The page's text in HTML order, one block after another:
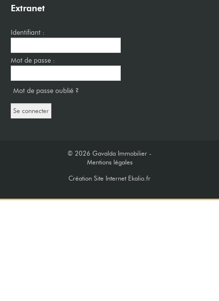
Extranet
Identifiant :
Mot de passe :
Mot de passe oublié ?
© 2026 Gavalda Immobilier -
Mentions légales
Création Site Internet Ekalio.fr